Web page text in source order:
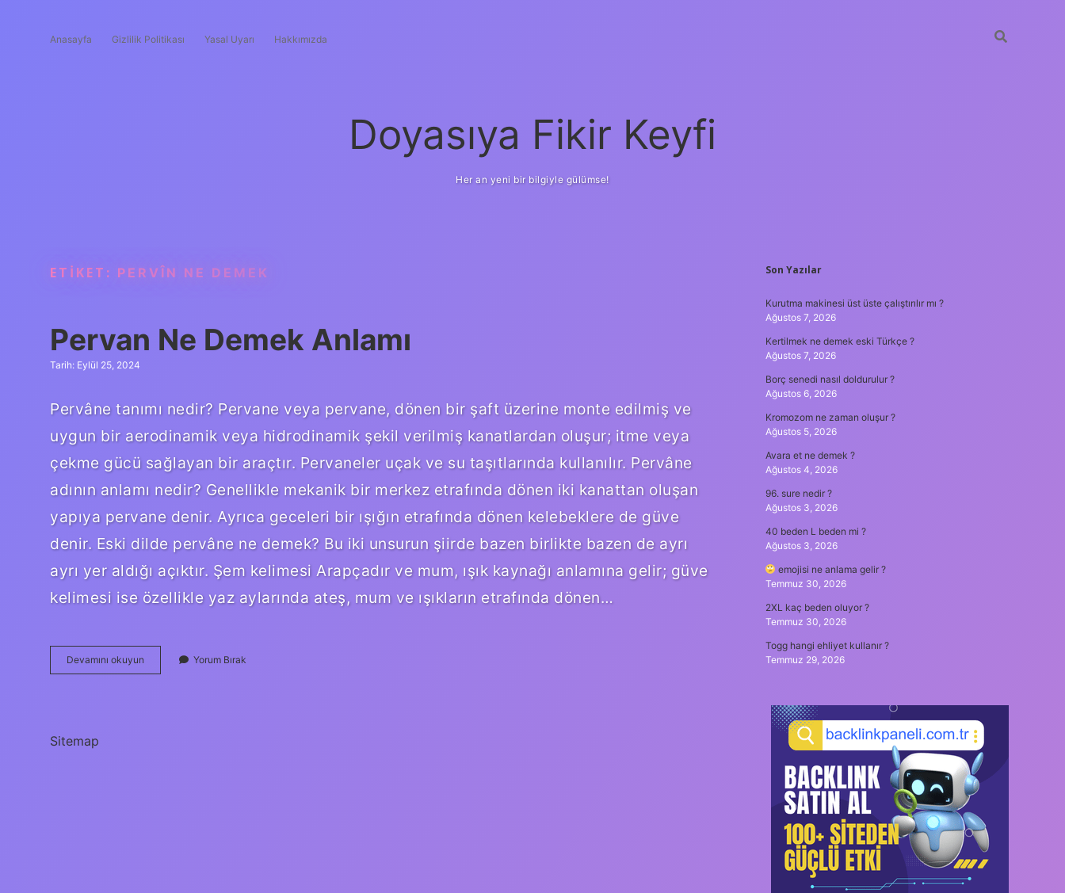
Anasayfa Gizlilik Politikası Yasal Uyarı Hakkımızda
Doyasıya Fikir Keyfi
Her an yeni bir bilgiyle gülümse!
ETIKET: PERVÎN NE DEMEK
Pervan Ne Demek Anlamı
Tarih: Eylül 25, 2024
Pervâne tanımı nedir? Pervane veya pervane, dönen bir şaft üzerine monte edilmiş ve
uygun bir aerodinamik veya hidrodinamik şekil verilmiş kanatlardan oluşur; itme veya
çekme gücü sağlayan bir araçtır. Pervaneler uçak ve su taşıtlarında kullanılır. Pervâne
adının anlamı nedir? Genellikle mekanik bir merkez etrafında dönen iki kanattan oluşan
yapıya pervane denir. Ayrıca geceleri bir ışığın etrafında dönen kelebeklere de güve
denir. Eski dilde pervâne ne demek? Bu iki unsurun şiirde bazen birlikte bazen de ayrı
ayrı yer aldığı açıktır. Şem kelimesi Arapçadır ve mum, ışık kaynağı anlamına gelir; güve
kelimesi ise özellikle yaz aylarında ateş, mum ve ışıkların etrafında dönen…
Devamını okuyun
Ne
Yorum Bırak
Sitemap
SIDEBAR
Son Yazılar
Kurutma makinesi üst üste çalıştırılır mı ?
Ağustos 7, 2026
Kertilmek ne demek eski Türkçe ?
Ağustos 7, 2026
Borç senedi nasıl doldurulur ?
Ağustos 6, 2026
Kromozom ne zaman oluşur ?
Ağustos 5, 2026
Avara et ne demek ?
Ağustos 4, 2026
96. sure nedir ?
Ağustos 3, 2026
40 beden L beden mi ?
Ağustos 3, 2026
emojisi ne anlama gelir ?
Temmuz 30, 2026
2XL kaç beden oluyor ?
Temmuz 30, 2026
Togg hangi ehliyet kullanır ?
Temmuz 29, 2026